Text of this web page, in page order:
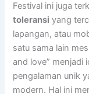
Festival ini juga
toleransi yang
lapangan, atau
satu sama lain
and love” menjadi
pengalaman unik
modern. Hal ini